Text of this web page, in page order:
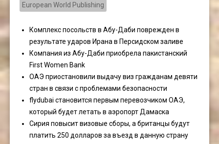
European World Publishing
Комплекс посольств в Абу-Даби поврежден в
результате ударов Ирана в Персидском заливе
Компания из Абу-Даби приобрела пакистанский
First Women Bank
ОАЭ приостановили выдачу виз гражданам девяти
стран в связи с проблемами безопасности
flydubai становится первым перевозчиком ОАЭ,
который будет летать в аэропорт Дамаска
Сирия повысит визовые сборы, а британцы будут
платить 250 долларов за въезд в данную страну